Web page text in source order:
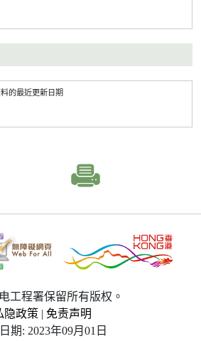
的最近更新日期
工程署保留所有版权。
隐政策 | 免责声明
期: 2023年09月01日